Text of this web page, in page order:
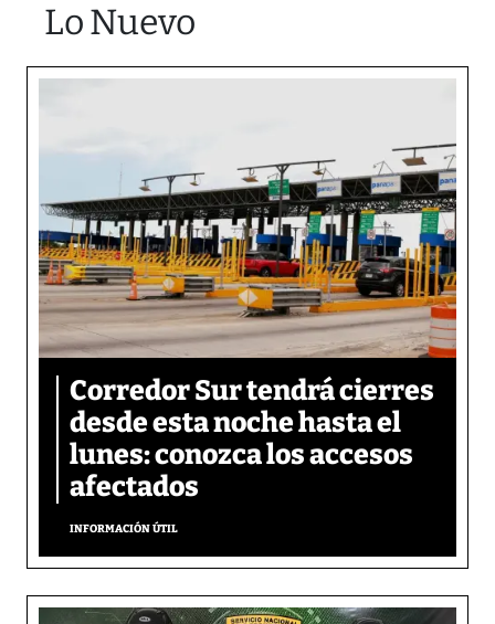
Lo Nuevo
Corredor Sur tendrá cierres
desde esta noche hasta el
lunes: conozca los accesos
afectados
INFORMACIÓN ÚTIL